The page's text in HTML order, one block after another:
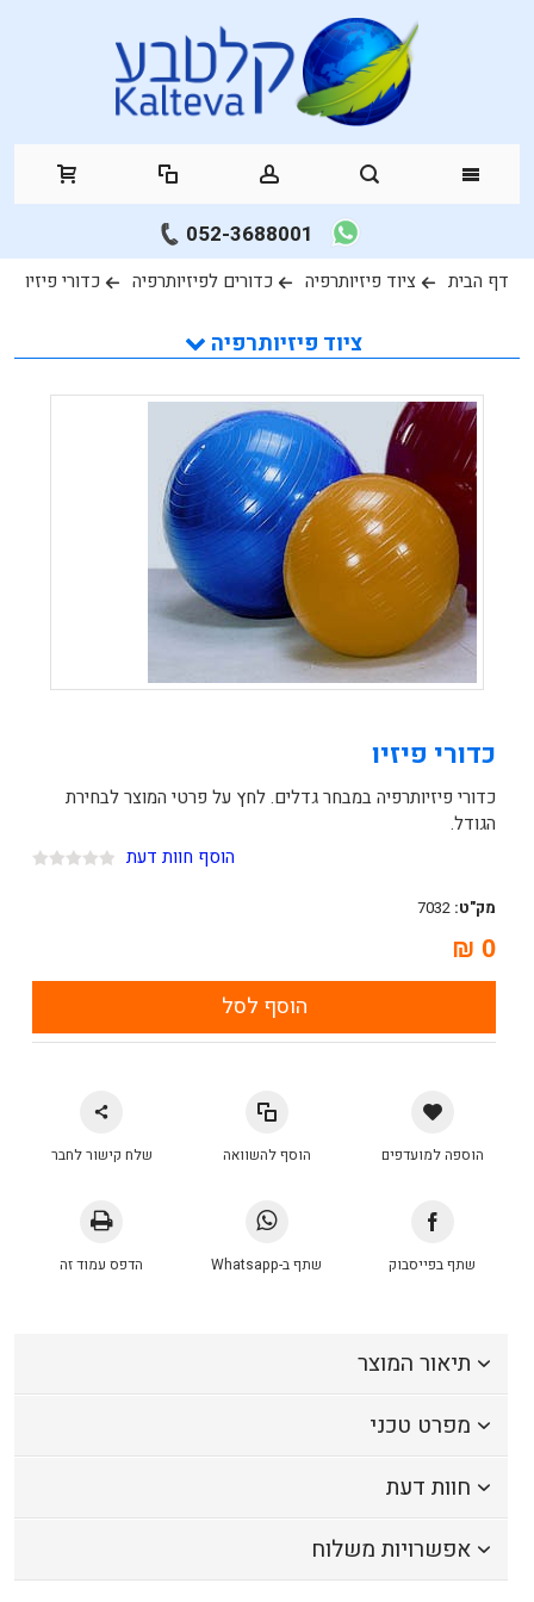
052-3688001
דף הבית ציוד פיזיותרפיה כדורים לפיזיותרפיה כדורי פיזיו
ציוד פיזיותרפיה
כדורי פיזיו
כדורי פיזיותרפיה במבחר גדלים. לחץ על פרטי המוצר לבחירת
הגודל.
הוסף חוות דעת
מק"ט: 7032
0 ₪
הוסף לסל
הוספה למועדפים הוסף להשוואה שלח קישור לחבר
שתף בפייסבוק שתף ב-Whatsapp הדפס עמוד זה
תיאור המוצר
מפרט טכני
חוות דעת
אפשרויות משלוח